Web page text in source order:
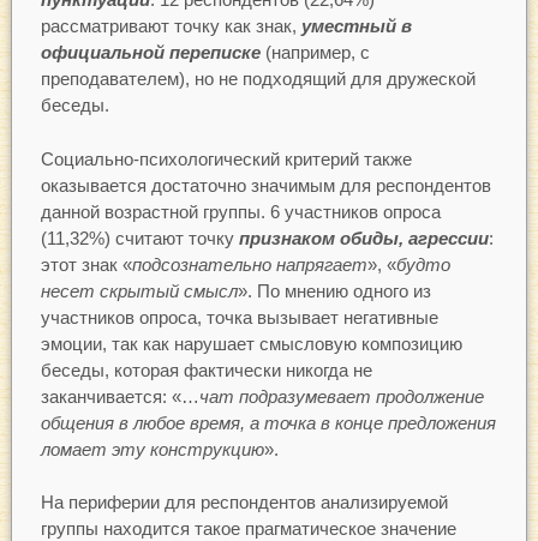
рассматривают точку как знак, уместный в
официальной переписке (например, с
преподавателем), но не подходящий для дружеской
беседы.
Социально-психологический критерий также
оказывается достаточно значимым для респондентов
данной возрастной группы. 6 участников опроса
(11,32%) считают точку признаком обиды, агрессии:
этот знак «подсознательно напрягает», «будто
несет скрытый смысл». По мнению одного из
участников опроса, точка вызывает негативные
эмоции, так как нарушает смысловую композицию
беседы, которая фактически никогда не
заканчивается: «…чат подразумевает продолжение
общения в любое время, а точка в конце предложения
ломает эту конструкцию».
На периферии для респондентов анализируемой
группы находится такое прагматическое значение